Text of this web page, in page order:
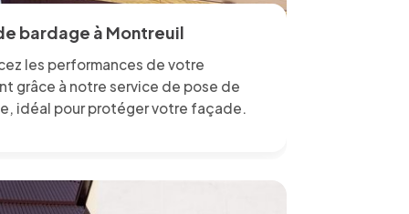
bardage à Montreuil
les performances de votre
grâce à notre service de pose de
idéal pour protéger votre façade.